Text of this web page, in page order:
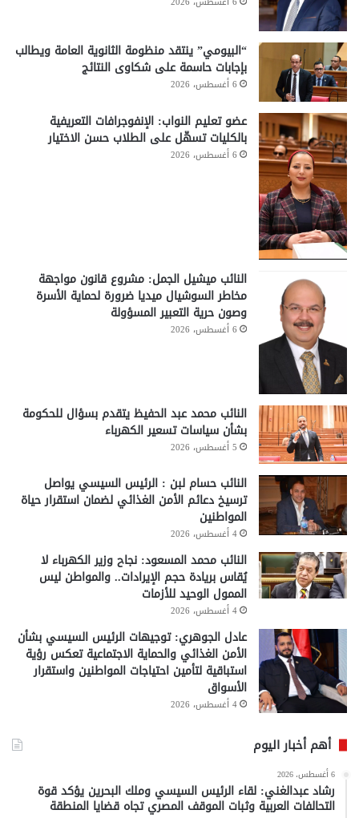
“البيومي” ينتقد منظومة الثانوية العامة ويطالب
بإجابات حاسمة على شكاوى النتائج
6 أغسطس، 2026
عضو تعليم النواب: الإنفوجرافات التعريفية
بالكليات تسهّل على الطلاب حسن الاختيار
6 أغسطس، 2026
النائب ميشيل الجمل: مشروع قانون مواجهة
مخاطر السوشيال ميديا ضرورة لحماية الأسرة
وصون حرية التعبير المسؤولة
6 أغسطس، 2026
النائب محمد عبد الحفيظ يتقدم بسؤال للحكومة
بشأن سياسات تسعير الكهرباء
5 أغسطس، 2026
النائب حسام لبن : الرئيس السيسي يواصل
ترسيخ دعائم الأمن الغذائي لضمان استقرار حياة
المواطنين
4 أغسطس، 2026
النائب محمد المسعود: نجاح وزير الكهرباء لا
يُقاس بريادة حجم الإيرادات.. والمواطن ليس
الممول الوحيد للأزمات
4 أغسطس، 2026
عادل الجوهري: توجيهات الرئيس السيسي بشأن
الأمن الغذائي والحماية الاجتماعية تعكس رؤية
استباقية لتأمين احتياجات المواطنين واستقرار
الأسواق
4 أغسطس، 2026
أهم أخبار اليوم
6 أغسطس، 2026
رشاد عبدالغني: لقاء الرئيس السيسي وملك البحرين يؤكد قوة
التحالفات العربية وثبات الموقف المصري تجاه قضايا المنطقة